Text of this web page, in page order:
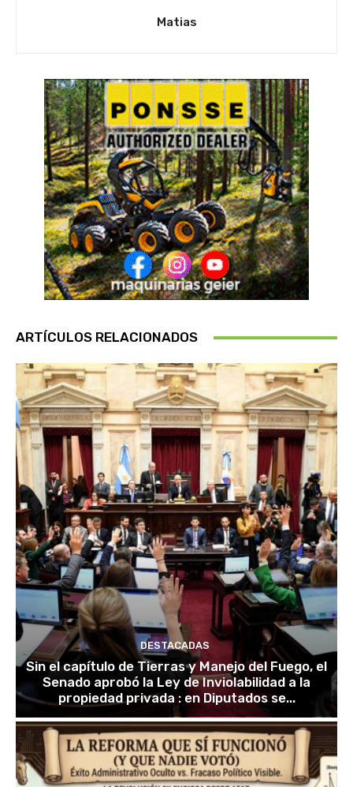
Matias
ARTÍCULOS RELACIONADOS
DESTACADAS
Sin el capítulo de Tierras y Manejo del Fuego, el
Senado aprobó la Ley de Inviolabilidad a la
propiedad privada : en Diputados se...